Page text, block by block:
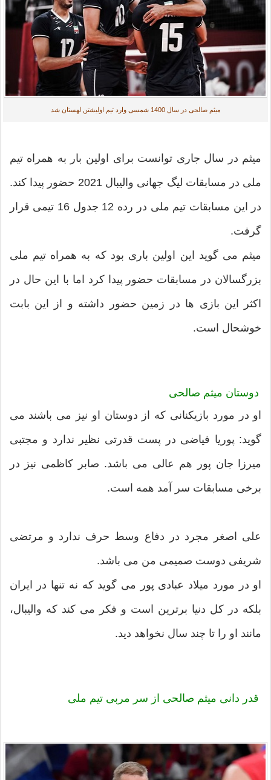
میثم صالحی در سال 1400 شمسی وارد تیم اولیشتن لهستان شد
میثم در سال جاری توانست برای اولین بار به همراه تیم
ملی در مسابقات لیگ جهانی والیبال 2021 حضور پیدا کند.
در این مسابقات تیم ملی در رده 12 جدول 16 تیمی قرار
گرفت.
میثم می گوید این اولین باری بود که به همراه تیم ملی
بزرگسالان در مسابقات حضور پیدا کرد اما با این حال در
اکثر این بازی ها در زمین حضور داشته و از این بابت
خوشحال است.
دوستان میثم صالحی
او در مورد بازیکنانی که از دوستان او نیز می باشند می
گوید: پوریا فیاضی در پست قدرتی نظیر ندارد و مجتبی
میرزا جان پور هم عالی می باشد. صابر کاظمی نیز در
برخی مسابقات سر آمد همه است.
علی اصغر مجرد در دفاع وسط حرف ندارد و مرتضی
شریفی دوست صمیمی من می باشد.
او در مورد میلاد عبادی پور می گوید که نه تنها در ایران
بلکه در کل دنیا برترین است و فکر می کند که والیبال،
مانند او را تا چند سال نخواهد دید.
قدر دانی میثم صالحی از سر مربی تیم ملی